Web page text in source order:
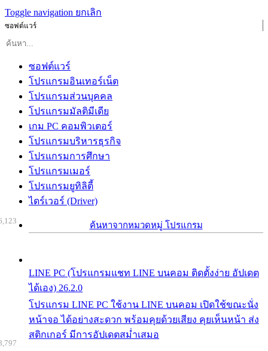
Toggle navigation ยกเลิก
ซอฟต์แวร์
ซอฟต์แวร์
โปรแกรมอินเทอร์เน็ต
โปรแกรมส่วนบุคคล
โปรแกรมมัลติมีเดีย
เกม PC คอมพิวเตอร์
โปรแกรมบริหารธุรกิจ
โปรแกรมการศึกษา
โปรแกรมเมอร์
โปรแกรมยูทิลิตี้
ไดร์เวอร์ (Driver)
ค้นหาจากหมวดหมู่ โปรแกรม
LINE PC (โปรแกรมแชท LINE บนคอม ติดตั้งง่าย อัปเดต
ได้เอง) 26.2.0
โปรแกรม LINE PC ใช้งาน LINE บนคอม เปิดใช้ขณะนั่ง
หน้าจอ ได้อย่างสะดวก พร้อมคุยด้วยเสียง คุยเห็นหน้า ส่ง
สติกเกอร์ มีการอัปเดตสม่ำเสมอ